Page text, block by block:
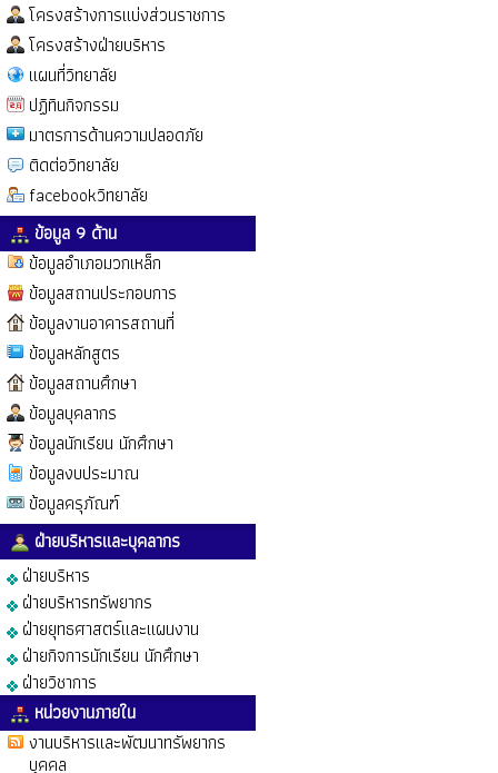
โครงสร้างการแบ่งส่วนราชการ
โครงสร้างฝ่ายบริหาร
แผนที่วิทยาลัย
ปฏิทินกิจกรรม
มาตรการด้านความปลอดภัย
ติดต่อวิทยาลัย
facebookวิทยาลัย
ข้อมูล 9 ด้าน
ข้อมูลอำเภอมวกเหล็ก
ข้อมูลสถานประกอบการ
ข้อมูลงานอาคารสถานที่
ข้อมูลหลักสูตร
ข้อมูลสถานศึกษา
ข้อมูลบุคลากร
ข้อมูลนักเรียน นักศึกษา
ข้อมูลงบประมาณ
ข้อมูลครุภัณฑ์
ฝ่ายบริหารและบุคลากร
ฝ่ายบริหาร
ฝ่ายบริหารทรัพยากร
ฝ่ายยุทธศาสตร์และแผนงาน
ฝ่ายกิจการนักเรียน นักศึกษา
ฝ่ายวิชาการ
หน่วยงานภายใน
งานบริหารและพัฒนาทรัพยากร
บุคคล